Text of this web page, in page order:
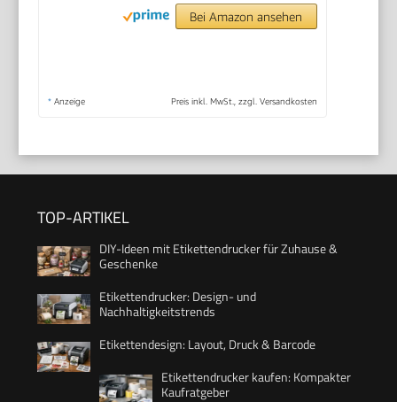
Bei Amazon ansehen
* Anzeige Preis inkl. MwSt., zzgl. Versandkosten
TOP-ARTIKEL
DIY-Ideen mit Etikettendrucker für Zuhause &
Geschenke
Etikettendrucker: Design- und
Nachhaltigkeitstrends
Etikettendesign: Layout, Druck & Barcode
Etikettendrucker kaufen: Kompakter
Kaufratgeber